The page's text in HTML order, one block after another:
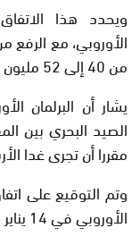
ويحدد هذا
الأوروبي، مع
من 40 إلى 52 مليون أورو.
يشار أن البرلمان
الصيد البحري بين
مقررا أن تجرى غدا
وتم التوقيع على
الأوروبي في 14 يناير الماضي ببروكسل.